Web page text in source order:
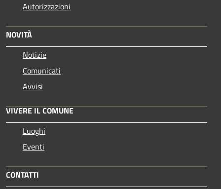
Autorizzazioni
NOVITÀ
Notizie
Comunicati
Avvisi
VIVERE IL COMUNE
Luoghi
Eventi
CONTATTI